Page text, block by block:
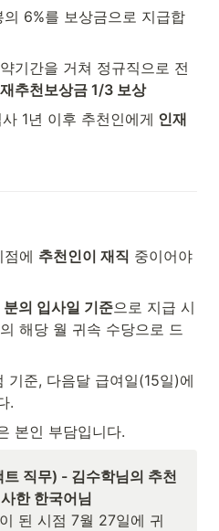
6%를 보상금으로 지급합
기간을 거쳐 정규직으로 전
추천보상금 1/3 보상
1년 이후 추천인에게 인재
에 추천인이 재직 중이어야
의 입사일 기준으로 지급 시
해당 월 귀속 수당으로 드
기준, 다음달 급여일(15일)에
.
본인 부담입니다.
직무) - 김수학님의 추천
한 한국어님
된 시점 7월 27일에 귀